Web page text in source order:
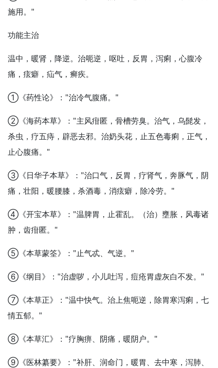
施用。"
功能主治
温中，暖肾，降逆。治呃逆，呕吐，反胃，泻痢，心腹冷
痛，痃癖，疝气，癣疾。
①《药性论》："治冷气腹痛。"
②《海药本草》："主风疳匿，骨槽劳臭。治气，乌髭发，
杀虫，疗五痔，辟恶去邪。治奶头花，止五色毒痢，正气，
止心腹痛。"
③《日华子本草》："治口气，反胃，疗肾气，奔豚气，阴
痛，壮阳，暖腰膝，杀酒毒，消痃癖，除冷劳。"
④《开宝本草》："温脾胃，止霍乱。（治）壅胀，风毒诸
肿，齿疳匿。"
⑤《本草蒙筌》："止气忒、气逆。"
⑥《纲目》："治虚哕，小儿吐泻，痘疮胃虚灰白不发。"
⑦《本草正》："温中快气。治上焦呃逆，除胃寒泻痢，七
情五郁。"
⑧《本草汇》："疗胸痹、阴痛，暖阴户。"
⑨《医林纂要》："补肝、润命门，暖胃、去中寒，泻肺、